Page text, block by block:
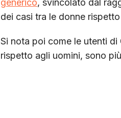
generico, svincolato dal
dei casi tra le donne
Si nota poi come le utenti
rispetto agli uomini, sono